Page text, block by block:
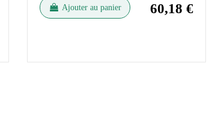
Ajouter au panier 60,18 €